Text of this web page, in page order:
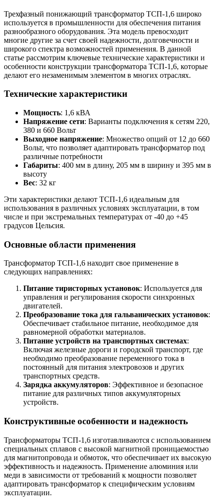
Трехфазный понижающий трансформатор ТСП-1,6 широко
используется в промышленности для обеспечения питания
разнообразного оборудования. Эта модель превосходит
многие другие за счет своей надежности, долговечности и
широкого спектра возможностей применения. В данной
статье рассмотрим ключевые технические характеристики и
особенности конструкции трансформатора ТСП-1,6, которые
делают его незаменимым элементом в многих отраслях.
Технические характеристики
Мощность: 1,6 кВА
Напряжение сети: Варианты подключения к сетям 220,
380 и 660 Вольт
Выходное напряжение: Множество опций от 12 до 660
Вольт, что позволяет адаптировать трансформатор под
различные потребности
Габариты: 400 мм в длину, 205 мм в ширину и 395 мм в
высоту
Вес: 32 кг
Эти характеристики делают ТСП-1,6 идеальным для
использования в различных условиях эксплуатации, в том
числе и при экстремальных температурах от -40 до +45
градусов Цельсия.
Основные области применения
Трансформатор ТСП-1,6 находит свое применение в
следующих направлениях:
Питание тиристорных установок: Используется для
управления и регулирования скорости синхронных
двигателей.
Преобразование тока для гальванических установок:
Обеспечивает стабильное питание, необходимое для
равномерной обработки материалов.
Питание устройств на транспортных системах:
Включая железные дороги и городской транспорт, где
необходимо преобразование переменного тока в
постоянный для питания электровозов и других
транспортных средств.
Зарядка аккумуляторов: Эффективное и безопасное
питание для различных типов аккумуляторных
устройств.
Конструктивные особенности и надежность
Трансформаторы ТСП-1,6 изготавливаются с использованием
специальных сплавов с высокой магнитной проницаемостью
для магнитопровода и обмоток, что обеспечивает их высокую
эффективность и надежность. Применение алюминия или
меди в зависимости от требований к мощности позволяет
адаптировать трансформатор к специфическим условиям
эксплуатации.